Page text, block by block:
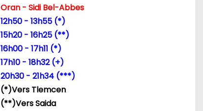
Oran - Sidi Bel-Abbes
12h50 - 13h55 (*)
15h20 - 16h25 (**)
16h00 - 17h11 (*)
17h10 - 18h32 (+)
20h30 - 21h34 (***)
(*)Vers Tlemcen
(**)Vers Saida